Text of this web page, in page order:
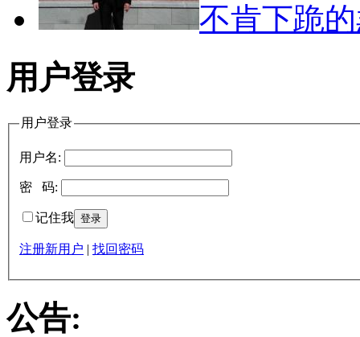
不肯下跪
用户登录
用户登录
用户名:
密 码:
记住我
注册新用户 | 找回密码
公告: